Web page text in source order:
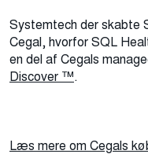
Systemtech der skabte
Cegal, hvorfor SQL
en del af Cegals
Discover ™.
Læs mere om Cegals